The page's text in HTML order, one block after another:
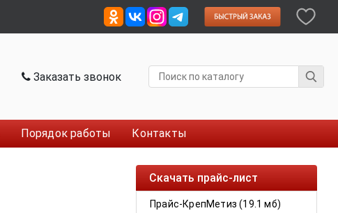
Заказать звонок
Порядок работы Контакты
Скачать прайс-лист
Прайс-КрепМетиз (19.1 мб)